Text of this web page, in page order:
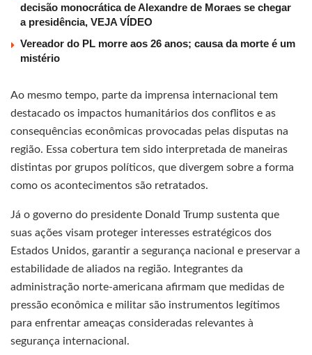
decisão monocrática de Alexandre de Moraes se chegar
a presidência, VEJA VÍDEO
Vereador do PL morre aos 26 anos; causa da morte é um
mistério
Ao mesmo tempo, parte da imprensa internacional tem
destacado os impactos humanitários dos conflitos e as
consequências econômicas provocadas pelas disputas na
região. Essa cobertura tem sido interpretada de maneiras
distintas por grupos políticos, que divergem sobre a forma
como os acontecimentos são retratados.
Já o governo do presidente Donald Trump sustenta que
suas ações visam proteger interesses estratégicos dos
Estados Unidos, garantir a segurança nacional e preservar a
estabilidade de aliados na região. Integrantes da
administração norte-americana afirmam que medidas de
pressão econômica e militar são instrumentos legítimos
para enfrentar ameaças consideradas relevantes à
segurança internacional.